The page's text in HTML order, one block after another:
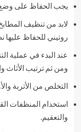
يجب الحفاظ على وضع
لابد من تنظيف
روتيني للحفاظ
عند البدء في عملية
ومن ثم ترتيب الأثاث
التخلص من الأتربة
استخدام المنظفات
والتعقيم.